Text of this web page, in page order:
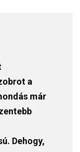
a
már
Dehogy,